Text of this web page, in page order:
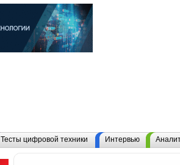
Тесты цифровой техники Интервью